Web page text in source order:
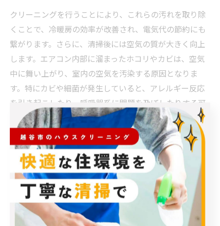
クリーニングを行うことにより、これらの汚れを取り除
くことで、冷暖房の効率が改善され、電気代の節約にも
繋がります。さらに、清掃後には空気の質が大きく向上
します。エアコン内部に溜まったホコリやカビは、空気
中に舞い上がり、室内の空気を汚染する原因となりま
す。特にカビや細菌が発生していると、アレルギー反応
を引き起こしたり、呼吸器系に問題を及ぼしたりする可
能性があります。しかし、クリーニングによってこれら
の原因物質が取り除かれるため、エアコンから吹き出す
空気がクリーンになり、健康にも良い影響を与えること
になります。
また、エアコンの外部から内部に至るまで清掃を行うこ
とによって、内部部品の劣化を防ぎ、エアコンの寿命を
延ばすことができます。エアコンは、フィルターやファ